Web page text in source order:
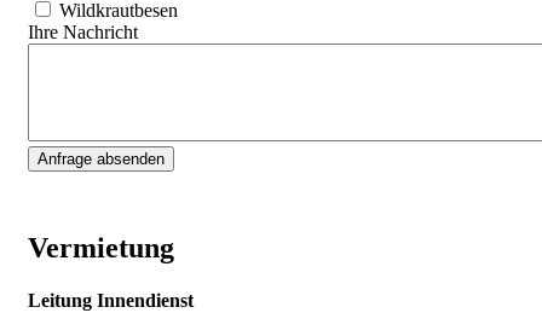
Wildkrautbesen
Ihre Nachricht
Vermietung
Leitung Innendienst